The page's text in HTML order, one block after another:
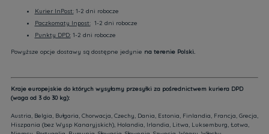
Kurier InPost:1-2 dni robocze
Paczkomaty Inpost:1-2 dni robocze
Punkty DPD:1-2 dni robocze
Powyższe opcje dostawy są dostępne jedynie na terenie Polski.
Kraje europejskie do których wysyłamy przesyłki za pośrednictwem kuriera DPD
(waga od 3 do 30 kg):
Austria, Belgia, Bułgaria, Chorwacja, Czechy, Dania, Estonia, Finlandia, Francja, Grecja,
Hiszpania (bez Wysp Kanaryjskich), Holandia, Irlandia, Litwa, Luksemburg, Łotwa,